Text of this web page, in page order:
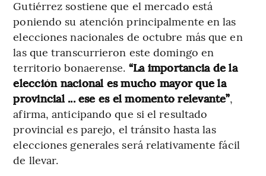
Gutiérrez sostiene que el mercado está
poniendo su atención principalmente en las
elecciones nacionales de octubre más que en
las que transcurrieron este domingo en
territorio bonaerense. “La importancia de la
elección nacional es mucho mayor que la
provincial ... ese es el momento relevante”,
afirma, anticipando que si el resultado
provincial es parejo, el tránsito hasta las
elecciones generales será relativamente fácil
de llevar.